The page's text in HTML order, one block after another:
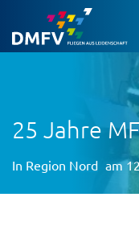
25 Jahre
In Region Nord am